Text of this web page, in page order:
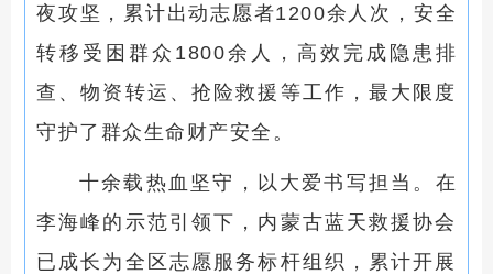
夜攻坚，累计出动志愿者1200余人次，安全
转移受困群众1800余人，高效完成隐患排
查、物资转运、抢险救援等工作，最大限度
守护了群众生命财产安全。
十余载热血坚守，以大爱书写担当。在
李海峰的示范引领下，内蒙古蓝天救援协会
已成长为全区志愿服务标杆组织，累计开展